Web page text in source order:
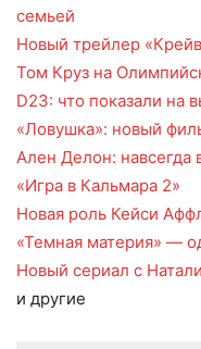
семьей
Новый трейлер
Том Круз на
D23: что показали на
«Ловушка»: новый
Ален Делон: навсегда
«Игра в Кальмара 2»
Новая роль Кейси
«Темная материя» —
Новый сериал с
и другие